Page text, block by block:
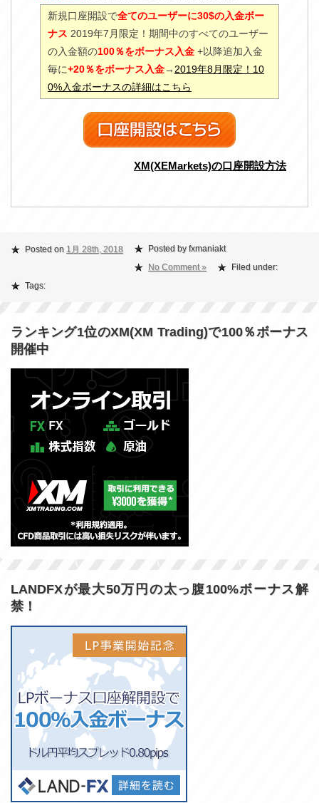
新規口座開設で全てのユーザーに30$の入金ボー
ナス 2019年7月限定！期間中のすべてのユーザー
の入金額の100％をボーナス入金 +以降追加入金
毎に+20％をボーナス入金→ 2019年8月限定！10
0%入金ボーナスの詳細はこちら
XM(XEMarkets)の口座開設方法
Posted on 1月 28th, 2018
Posted by fxmaniakt
No Comment »
Filed under:
Tags:
ランキング1位のXM(XM Trading)で100％ボーナス
開催中
LANDFXが最大50万円の太っ腹100%ボーナス解
禁！